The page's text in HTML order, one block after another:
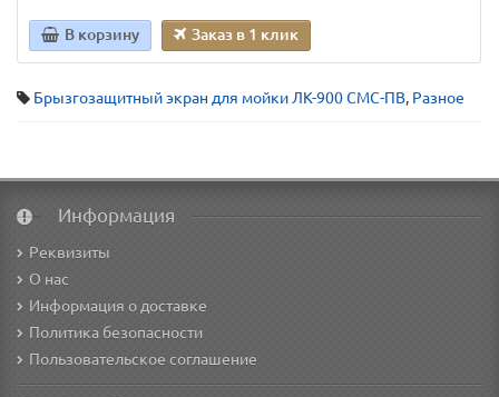
В корзину Заказ в 1 клик
Брызгозащитный экран для мойки ЛК-900 СМС-ПВ, Разное
Информация
Реквизиты
О нас
Информация о доставке
Политика безопасности
Пользовательское соглашение